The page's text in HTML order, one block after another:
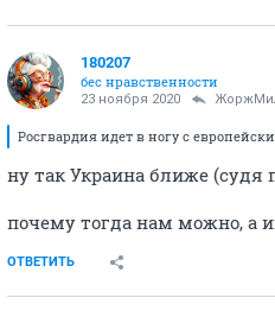
180207
бес нравственности
23 ноября 2020
Росгвардия идет в ногу с
ну так Украина ближе (судя
почему тогда нам можно, а
ОТВЕТИТЬ